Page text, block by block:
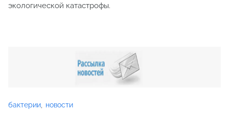
экологической катастрофы.
бактерии новости